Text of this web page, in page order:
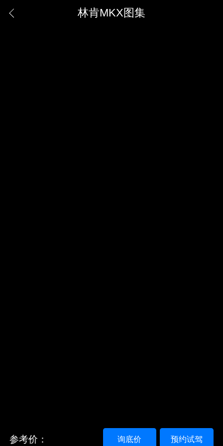
林肯MKX图集
参考价： 预约试驾
询底价